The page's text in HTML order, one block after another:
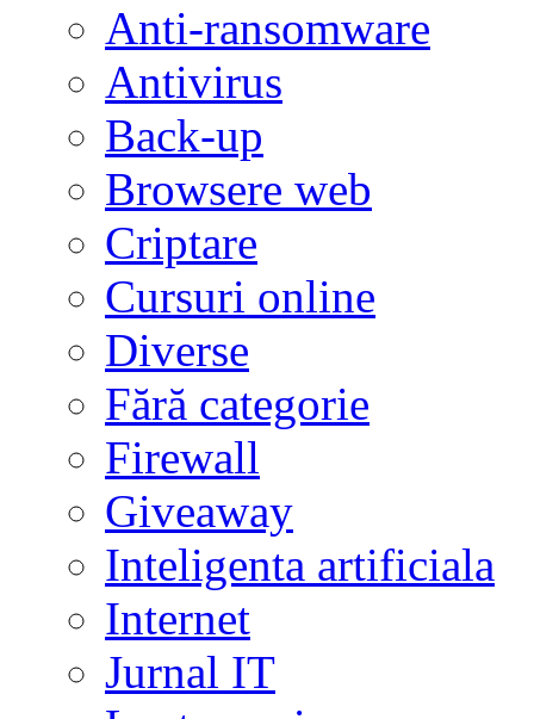
Anti-ransomware
Antivirus
Back-up
Browsere web
Criptare
Cursuri online
Diverse
Fără categorie
Firewall
Giveaway
Inteligenta artificiala
Internet
Jurnal IT